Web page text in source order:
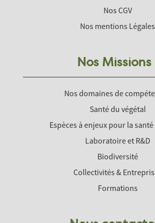
Nos CGV
Nos mentions Légales
Nos Missions
Nos domaines de
Santé du végétal
Espèces à enjeux pour la
Laboratoire et R&D
Biodiversité
Collectivités &
Formations